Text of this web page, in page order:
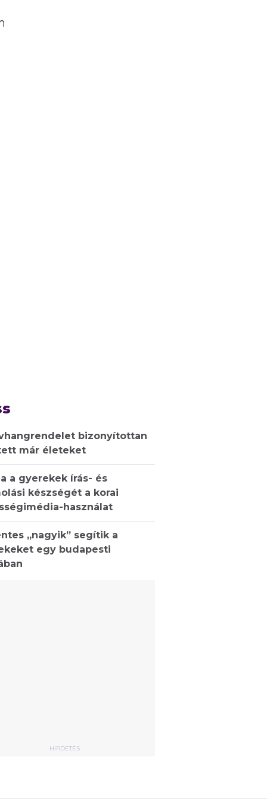
bizonyítottan
már életeket
a gyerekek írás- és
készségét a korai
használat
„nagyik” segítik a
egy budapesti
HIRDETÉS